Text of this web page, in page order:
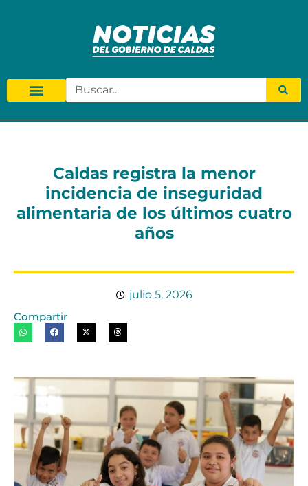
Caldas registra la menor
incidencia de inseguridad
alimentaria de los últimos cuatro
años
julio 5, 2026
Compartir